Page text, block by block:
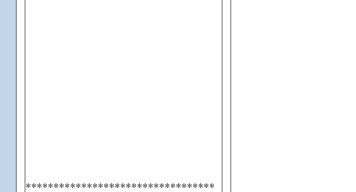
**********************************